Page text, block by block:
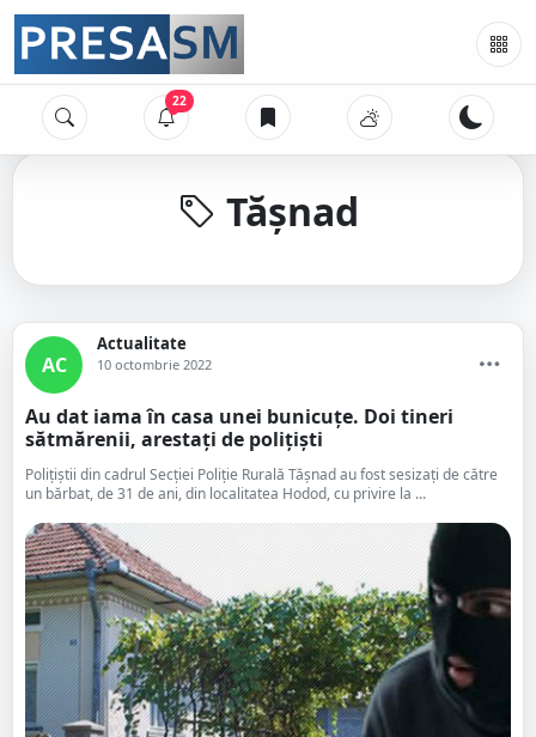
22
Tășnad
AC
Actualitate
10 octombrie 2022
Au dat iama în casa unei bunicuțe. Doi tineri
sătmărenii, arestați de polițiști
Polițiștii din cadrul Secției Poliție Rurală Tășnad au fost sesizați de către
un bărbat, de 31 de ani, din localitatea Hodod, cu privire la ...